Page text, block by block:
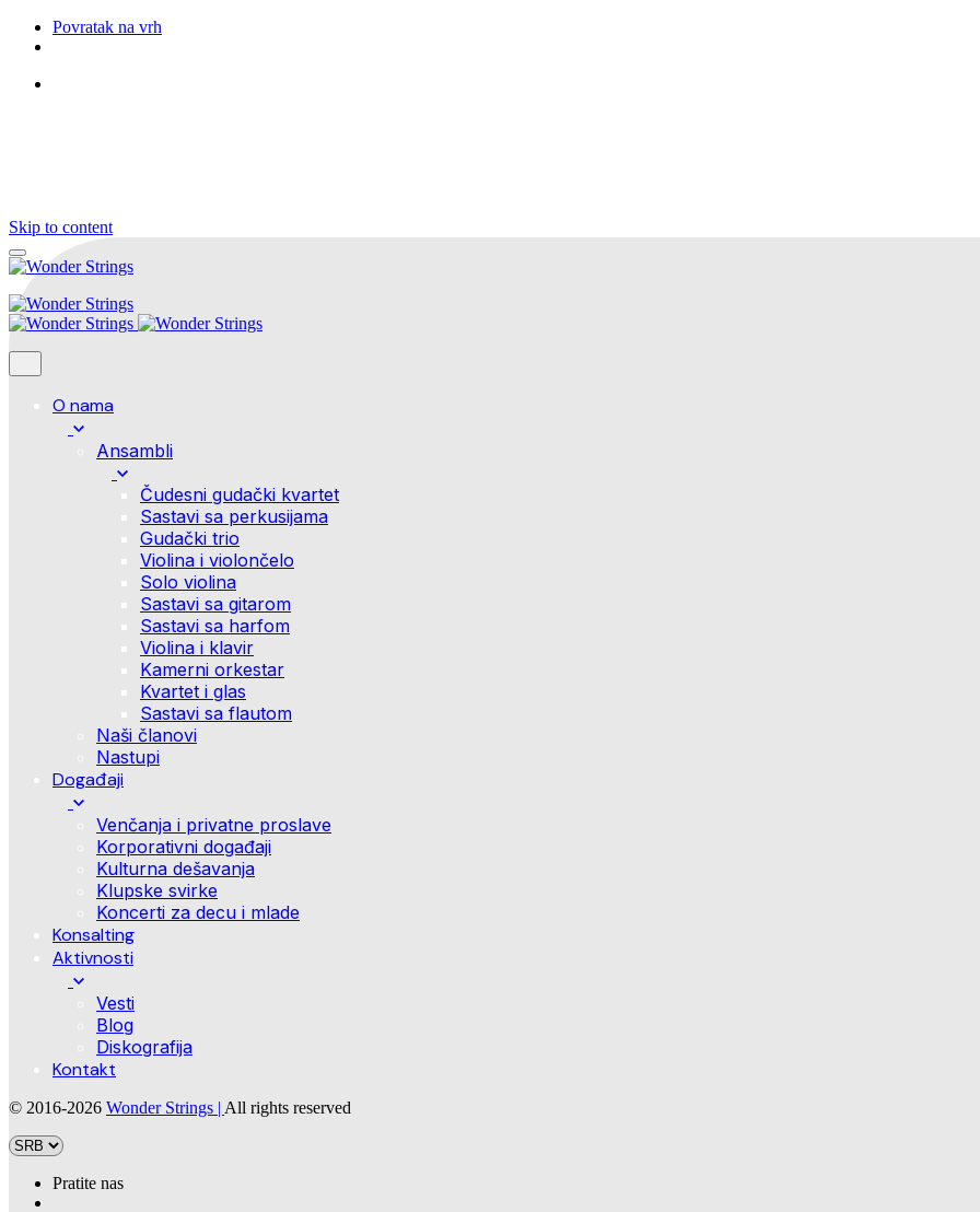
Povratak na vrh
Skip to content
O nama
Ansambli
Čudesni gudački kvartet
Sastavi sa perkusijama
Gudački trio
Violina i violončelo
Solo violina
Sastavi sa gitarom
Sastavi sa harfom
Violina i klavir
Kamerni orkestar
Kvartet i glas
Sastavi sa flautom
Naši članovi
Nastupi
Događaji
Venčanja i privatne proslave
Korporativni događaji
Kulturna dešavanja
Klupske svirke
Koncerti za decu i mlade
Konsalting
Aktivnosti
Vesti
Blog
Diskografija
Kontakt
© 2016-2026 Wonder Strings | All rights reserved
Pratite nas